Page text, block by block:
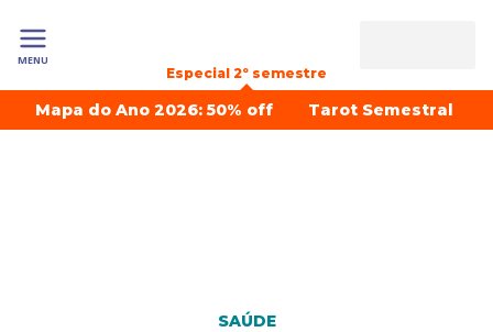
MENU
Especial 2º semestre
Mapa do Ano 2026: 50% off Tarot Semestral
SAÚDE